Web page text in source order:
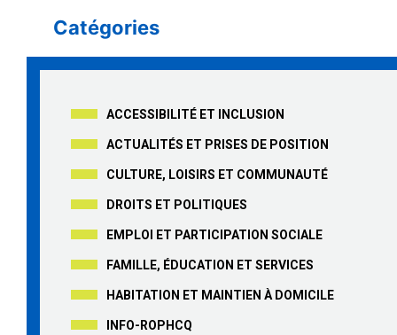
Catégories
ACCESSIBILITÉ ET INCLUSION
ACTUALITÉS ET PRISES DE POSITION
CULTURE, LOISIRS ET COMMUNAUTÉ
DROITS ET POLITIQUES
EMPLOI ET PARTICIPATION SOCIALE
FAMILLE, ÉDUCATION ET SERVICES
HABITATION ET MAINTIEN À DOMICILE
INFO-ROPHCQ